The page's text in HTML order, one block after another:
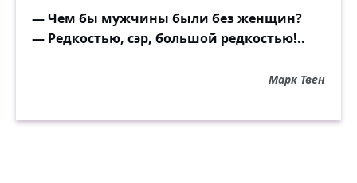
— Чем бы мужчины были без женщин?
— Редкостью, сэр, большой редкостью!..
Марк Твен